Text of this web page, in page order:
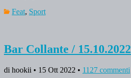
Feat, Sport
Bar Collante / 15.10.2022
di hookii • 15 Ott 2022 • 1127 commenti